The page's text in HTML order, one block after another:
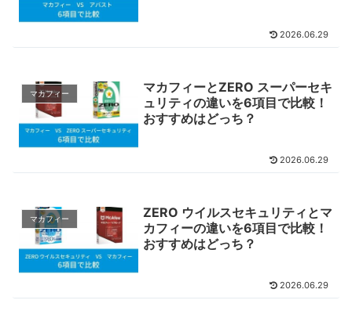
2026.06.29
マカフィー
マカフィーとZERO スーパーセキ
ュリティの違いを6項目で比較！
おすすめはどっち？
2026.06.29
マカフィー
ZERO ウイルスセキュリティとマ
カフィーの違いを6項目で比較！
おすすめはどっち？
2026.06.29